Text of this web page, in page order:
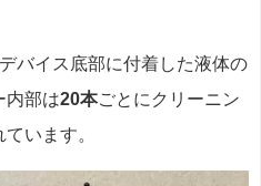
バイス底部に付着した液体の
内部は20本ごとにクリーニン
います。